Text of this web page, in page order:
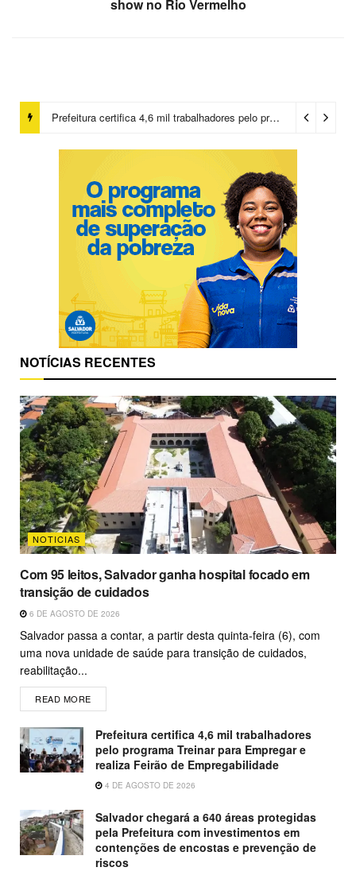
show no Rio Vermelho
Prefeitura certifica 4,6 mil trabalhadores pelo programa Treinar para Empregar e realiza Feirão de Empregabilidade
NOTÍCIAS RECENTES
NOTICIAS
Com 95 leitos, Salvador ganha hospital focado em
transição de cuidados
6 DE AGOSTO DE 2026
Salvador passa a contar, a partir desta quinta-feira (6), com
uma nova unidade de saúde para transição de cuidados,
reabilitação...
READ MORE
Prefeitura certifica 4,6 mil trabalhadores
pelo programa Treinar para Empregar e
realiza Feirão de Empregabilidade
4 DE AGOSTO DE 2026
Salvador chegará a 640 áreas protegidas
pela Prefeitura com investimentos em
contenções de encostas e prevenção de
riscos